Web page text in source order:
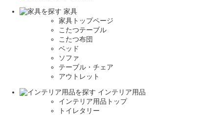
家具
家具トップページ
こたつテーブル
こたつ布団
ベッド
ソファ
テーブル・チェア
アウトレット
インテリア用品
インテリア用品トップ
トイレタリー